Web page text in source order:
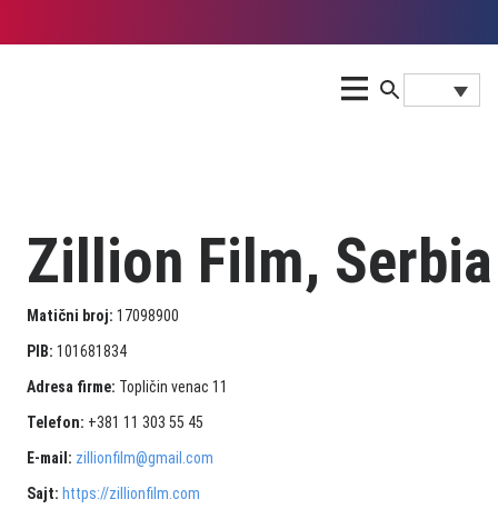
Zillion Film, Serbia
Matični broj: 17098900
PIB: 101681834
Adresa firme: Topličin venac 11
Telefon: +381 11 303 55 45
E-mail: zillionfilm@gmail.com
Sajt: https://zillionfilm.com